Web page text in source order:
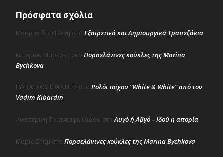
Πρόσφατα σχόλια
Μασμανιδου Ελενη στο Εξαιρετικά και Δημιουργικά Τραπεζάκια
κατερινα Μαρκακη στο Πορσελάνινες κούκλες της Marina
Bychkova
ΕΥΣΤΑΘΙΟΥ ΙΩΑΝΝΗΣ στο Ρολόι τοίχου “White & White” από τον
Vadim Kibardin
Αικατερινη Τριανταφυλλιδου στοΑυγό ή Αβγό – Ιδού η απορία
Μαρία Σταμ στο Πορσελάνινες κούκλες της Marina Bychkova